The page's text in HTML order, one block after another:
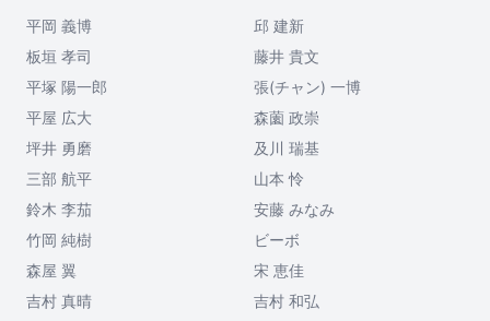
平岡 義博
邱 建新
板垣 孝司
藤井 貴文
平塚 陽一郎
張(チャン) 一博
平屋 広大
森薗 政崇
坪井 勇磨
及川 瑞基
三部 航平
山本 怜
鈴木 李茄
安藤 みなみ
竹岡 純樹
ビーボ
森屋 翼
宋 恵佳
吉村 真晴
吉村 和弘